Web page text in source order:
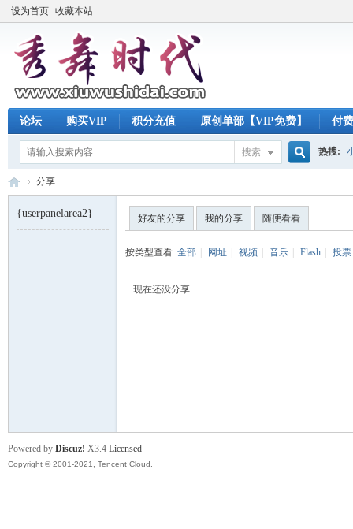
设为首页 收藏本站
论坛 购买VIP 积分充值 原创单部【VIP免费】 付
搜索 热搜:
分享
{userpanelarea2} 好友的分享 我的分享 随便看看
按类型查看: 全部 网址 视频 音乐 Flash 投票
现在还没分享
Powered by Discuz! X3.4 Licensed
Copyright © 2001-2021, Tencent Cloud.